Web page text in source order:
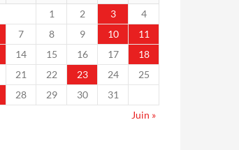
1
2 3
4
7 8 9 10
11
14 15 16 17
18
21 22 23 24
25
28 29 30
31
Juin »